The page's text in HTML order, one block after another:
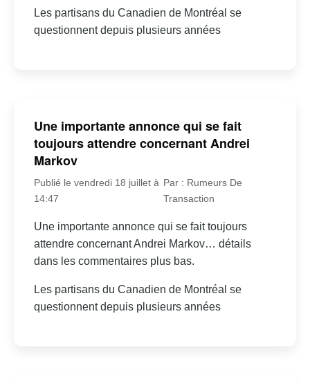
Les partisans du Canadien de Montréal se
questionnent depuis plusieurs années
Une importante annonce qui se fait
toujours attendre concernant Andrei
Markov
Publié le vendredi 18 juillet à
14:47
Par : Rumeurs De
Transaction
Une importante annonce qui se fait toujours
attendre concernant Andrei Markov… détails
dans les commentaires plus bas.
Les partisans du Canadien de Montréal se
questionnent depuis plusieurs années